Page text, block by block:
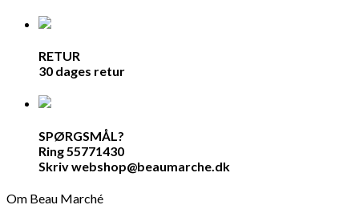
RETUR
30 dages retur
SPØRGSMÅL?
Ring 55771430
Skriv webshop@beaumarche.dk
Om Beau Marché